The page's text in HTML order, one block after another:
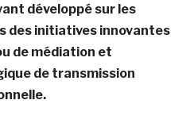
développé sur les
des initiatives innovantes
de médiation et
de transmission